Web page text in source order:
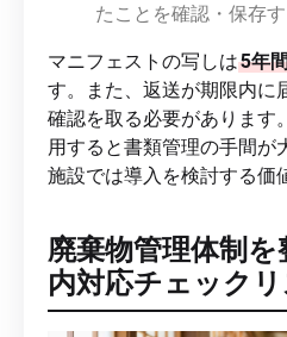
たことを確認・保存
マニフェストの写しは5年
す。また、返送が期限内に
確認を取る必要があります
用すると書類管理の手間が
施設では導入を検討する価
廃棄物管理体制
内対応チェックリ